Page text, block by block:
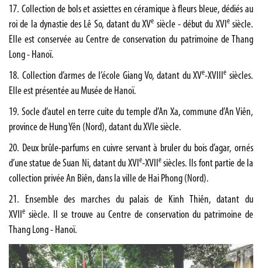
17. Collection de bols et assiettes en céramique à fleurs bleue, dédiés au
roi de la dynastie des Lê So, datant du XVe siècle - début du XVIesiècle.
Elle est conservée au Centre de conservation du patrimoine de Thang
Long - Hanoï.
18. Collection d’armes de l’école Giang Vo, datant du XVe-XVIIIe siècles.
Elle est présentée au Musée de Hanoï.
19. Socle d’autel en terre cuite du temple d’An Xa, commune d’An Viên,
province de Hung Yên (Nord), datant du XVIe siècle.
20. Deux brûle-parfums en cuivre servant à bruler du bois d’agar, ornés
d’une statue de Suan Ni, datant du XVIe-XVIIesiècles. Ils font partie de la
collection privée An Biên, dans la ville de Hai Phong (Nord).
21. Ensemble des marches du palais de Kinh Thiên, datant du
XVIIe siècle. Il se trouve au Centre de conservation du patrimoine de
Thang Long - Hanoï.